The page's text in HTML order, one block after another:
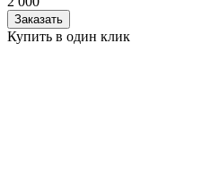
Заказать
Купить в один клик